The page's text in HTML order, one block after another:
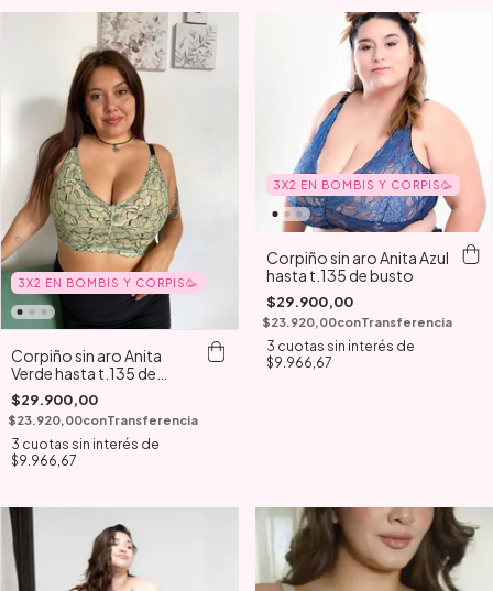
3X2 EN BOMBIS Y CORPIS🥳
Corpiño sin aro Anita
Verde hasta t.135 de
busto
$29.900,00
$23.920,00conTransferencia
3 cuotas sin interés de
$9.966,67
3X2 EN BOMBIS Y CORPIS🥳
Corpiño sin aro Anita Azul
hasta t.135 de busto
$29.900,00
$23.920,00conTransferencia
3 cuotas sin interés de
$9.966,67